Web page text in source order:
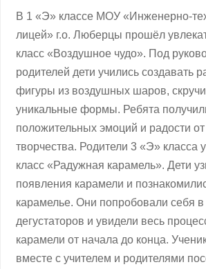
В 1 «Э» классе МОУ «Инженерно-
лицей» г.о. Люберцы прошёл
класс «Воздушное чудо». Под
родителей дети учились создавать
фигуры из воздушных шаров,
уникальные формы. Ребята
положительных эмоций и радости
творчества. Родители 3 «Э» класса
класс «Радужная карамель». Дети
появления карамели и
карамелье. Они попробовали себя в
дегустаторов и увидели весь
карамели от начала до конца.
вместе с учителем и родителями